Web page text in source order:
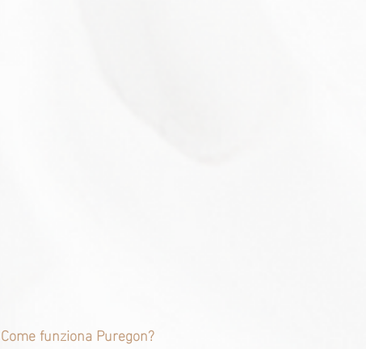
Come funziona Puregon?